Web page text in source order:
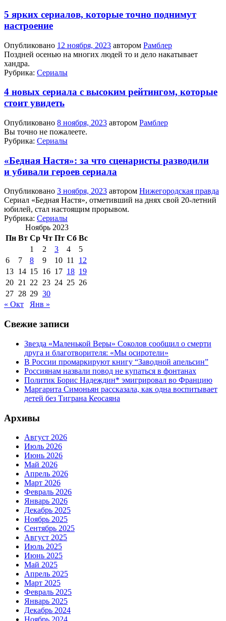
5 ярких сериалов, которые точно поднимут
настроение
Опубликовано 12 ноября, 2023 автором Рамблер
Поздней осенью на многих людей то и дело накатывает
хандра.
Рубрика: Сериалы
4 новых сериала с высоким рейтингом, которые
стоит увидеть
Опубликовано 8 ноября, 2023 автором Рамблер
Вы точно не пожалеете.
Рубрика: Сериалы
«Бедная Настя»: за что сценаристы разводили
и убивали героев сериала
Опубликовано 3 ноября, 2023 автором Нижегородская правда
Сериал «Бедная Настя», отметивший на днях свой 20-летний
юбилей, стал настоящим прорывом.
Рубрика: Сериалы
Ноябрь 2023
Пн Вт Ср Чт Пт Сб Вс
1
2 3 4
5
6
7 8 9 10 11
12
13 14 15 16 17 18 19
20 21 22 23 24 25 26
27 28 29 30
« Окт
Янв »
Свежие записи
Звезда «Маленькой Веры» Соколов сообщил о смерти
друга и благотворителя: «Мы осиротели»
В России промаркируют книгу “Заводной апельсин”
Россиянам назвали повод не купаться в фонтанах
Политик Борис Надеждин* эмигрировал во Францию
Маргарита Симоньян рассказала, как одна воспитывает
детей без Тиграна Кеосаяна
Архивы
Август 2026
Июль 2026
Июнь 2026
Май 2026
Апрель 2026
Март 2026
Февраль 2026
Январь 2026
Декабрь 2025
Ноябрь 2025
Сентябрь 2025
Август 2025
Июль 2025
Июнь 2025
Май 2025
Апрель 2025
Март 2025
Февраль 2025
Январь 2025
Декабрь 2024